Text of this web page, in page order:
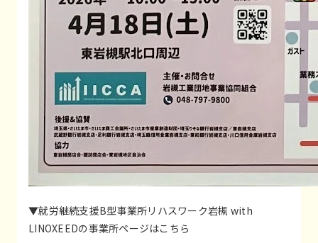
▼就労継続支援B型事業所リハスワーク岩槻 with
LINOXEEDの事業所ページはこちら